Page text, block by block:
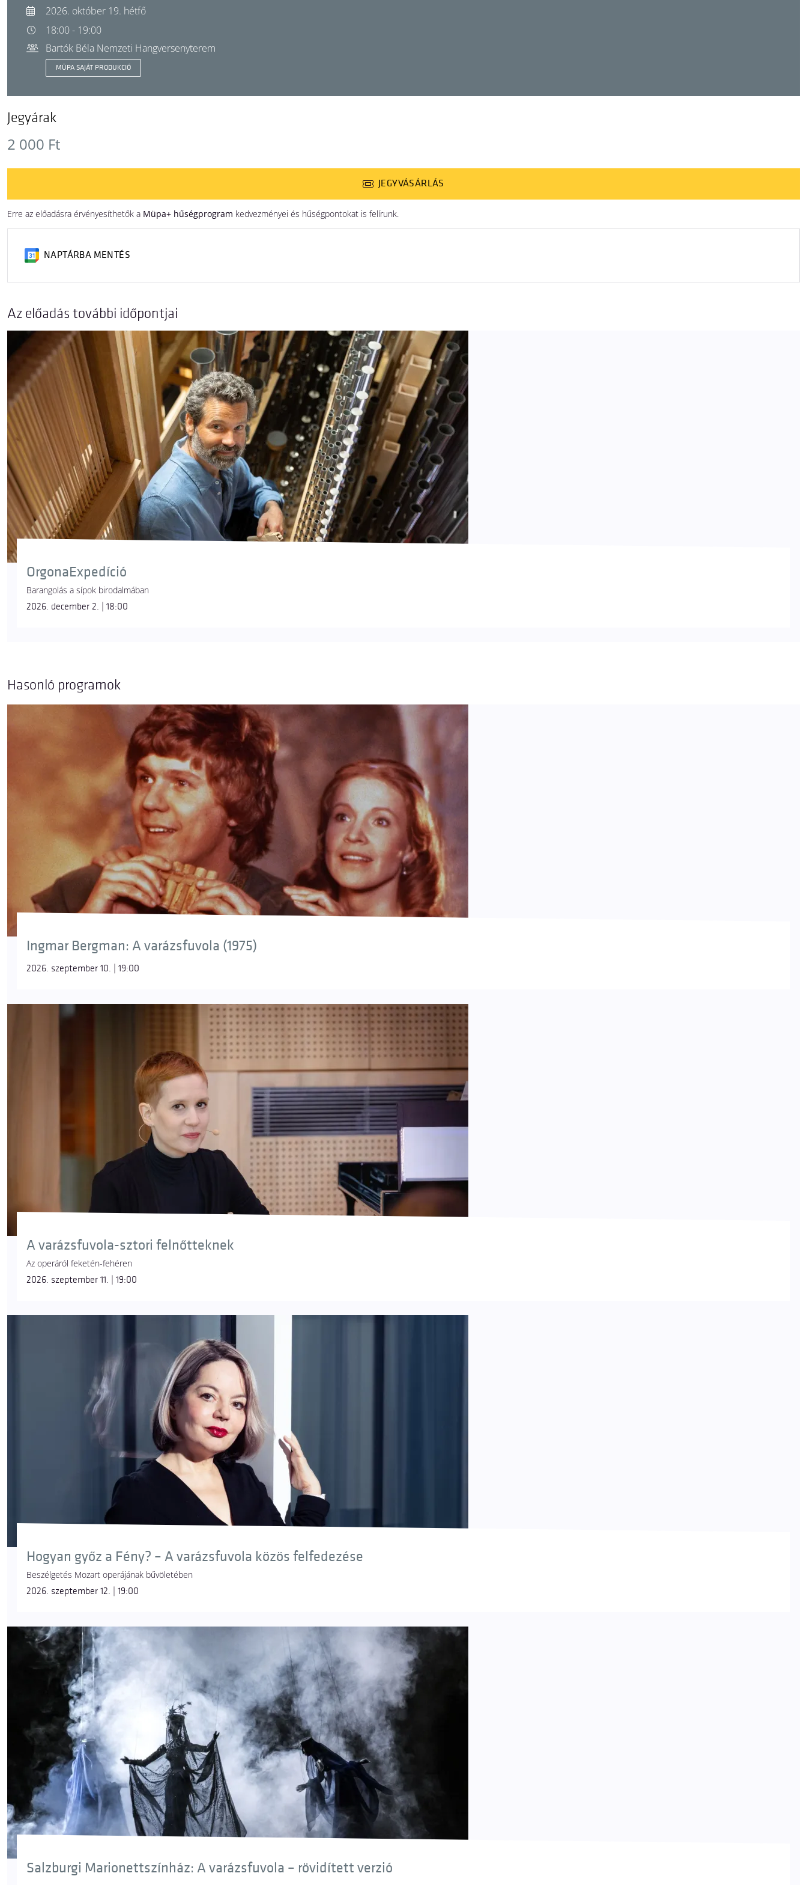
2026. október 19. hétfő
18:00 - 19:00
Bartók Béla Nemzeti Hangversenyterem
MÜPA SAJÁT PRODUKCIÓ
Jegyárak
2 000 Ft
JEGYVÁSÁRLÁS
Erre az előadásra érvényesíthetők a Müpa+ hűségprogram kedvezményei és hűségpontokat is felírunk.
NAPTÁRBA MENTÉS
Az előadás további időpontjai
OrgonaExpedíció
Barangolás a sípok birodalmában
2026. december 2. | 18:00
Hasonló programok
Ingmar Bergman: A varázsfuvola (1975)
2026. szeptember 10. | 19:00
A varázsfuvola-sztori felnőtteknek
Az operáról feketén-fehéren
2026. szeptember 11. | 19:00
Hogyan győz a Fény? – A varázsfuvola közös felfedezése
Beszélgetés Mozart operájának bűvöletében
2026. szeptember 12. | 19:00
Salzburgi Marionettszínház: A varázsfuvola – rövidített verzió